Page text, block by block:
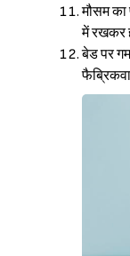
मौसम का
में रखकर
बेड पर